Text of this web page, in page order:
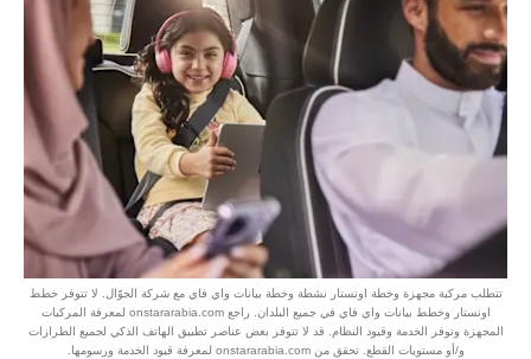
تتطلب مركبة مجهزة وخطة اونستار نشطة وخطة بيانات واي فاي مع شركة الجوّال. لا تتوفر خطط
اونستار وخطط بيانات واي فاي في جميع البلدان. راجع onstararabia.com لمعرفة المركبات
المجهزة وتوفر الخدمة وقيود النظام. قد لا تتوفر بعض عناصر تطبيق الهاتف الذكي لجميع الطرازات
و/أو مستويات القطع. تحقق من onstararabia.com لمعرفة قيود الخدمة ورسومها.